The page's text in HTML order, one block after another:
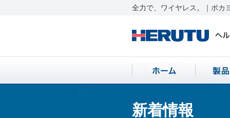
全力で、ワイヤレス。｜ポカ
新着情報